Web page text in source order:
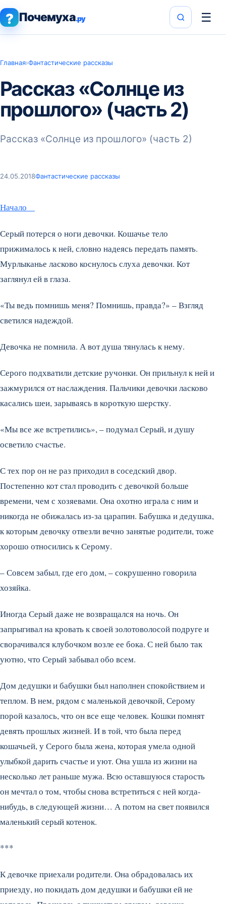
? Почемуха.ру ☰
Главная›Фантастические рассказы
Рассказ «Солнце из
прошлого» (часть 2)
Рассказ «Солнце из прошлого» (часть 2)
24.05.2018Фантастические рассказы
Начало
Серый потерся о ноги девочки. Кошачье тело
прижималось к ней, словно надеясь передать память.
Мурлыканье ласково коснулось слуха девочки. Кот
заглянул ей в глаза.
«Ты ведь помнишь меня? Помнишь, правда?» – Взгляд
светился надеждой.
Девочка не помнила. А вот душа тянулась к нему.
Серого подхватили детские ручонки. Он прильнул к ней и
зажмурился от наслаждения. Пальчики девочки ласково
касались шеи, зарываясь в короткую шерстку.
«Мы все же встретились», – подумал Серый, и душу
осветило счастье.
С тех пор он не раз приходил в соседский двор.
Постепенно кот стал проводить с девочкой больше
времени, чем с хозяевами. Она охотно играла с ним и
никогда не обижалась из-за царапин. Бабушка и дедушка,
к которым девочку отвезли вечно занятые родители, тоже
хорошо относились к Серому.
– Совсем забыл, где его дом, – сокрушенно говорила
хозяйка.
Иногда Серый даже не возвращался на ночь. Он
запрыгивал на кровать к своей золотоволосой подруге и
сворачивался клубочком возле ее бока. С ней было так
уютно, что Серый забывал обо всем.
Дом дедушки и бабушки был наполнен спокойствием и
теплом. В нем, рядом с маленькой девочкой, Серому
порой казалось, что он все еще человек. Кошки помнят
девять прошлых жизней. И в той, что была перед
кошачьей, у Серого была жена, которая умела одной
улыбкой дарить счастье и уют. Она ушла из жизни на
несколько лет раньше мужа. Всю оставшуюся старость
он мечтал о том, чтобы снова встретиться с ней когда-
нибудь, в следующей жизни… А потом на свет появился
маленький серый котенок.
***
К девочке приехали родители. Она обрадовалась их
приезду, но покидать дом дедушки и бабушки ей не